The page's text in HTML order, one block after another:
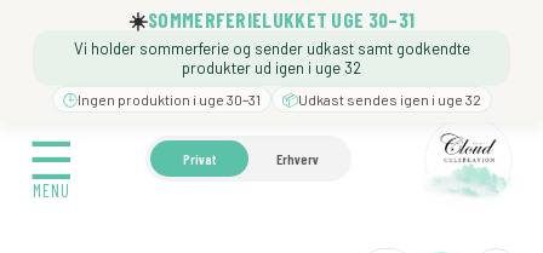
☀️SOMMERFERIELUKKET UGE 30–31
Vi holder sommerferie og sender udkast samt godkendte
produkter ud igen i uge 32
🕒Ingen produktion i uge 30–31 📦Udkast sendes igen i uge 32
☰
MENU
Privat Erhverv
☰
MENU
🍼 BARNEDÅB ❓️ BESØG